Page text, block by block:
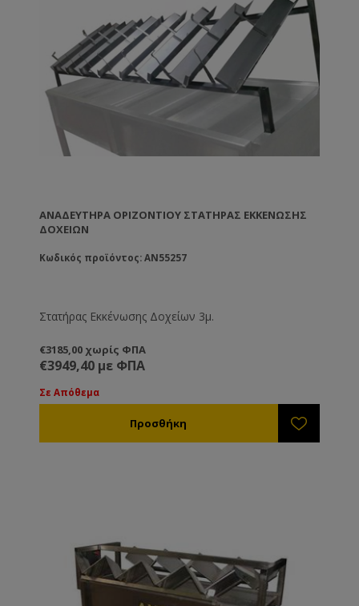
ΑΝΑΔΕΥΤΗΡΑ ΟΡΙΖΟΝΤΙΟΥ ΣΤΑΤΉΡΑΣ ΕΚΚΈΝΩΣΗΣ
ΔΟΧΕΊΩΝ
Κωδικός προϊόντος: AN55257
Στατήρας Εκκένωσης Δοχείων 3μ.
€3185,00 χωρίς ΦΠΑ
€3949,40 με ΦΠΑ
Σε Απόθεμα